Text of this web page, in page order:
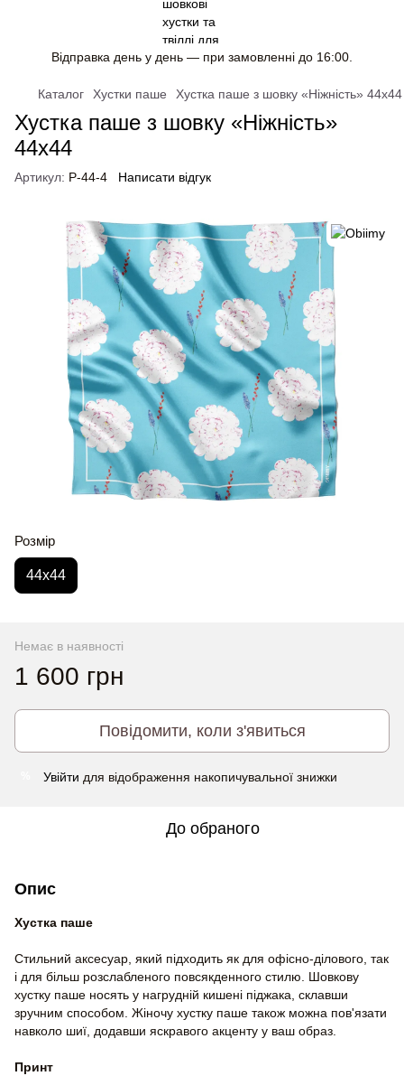
Відправка день у день — при замовленні до 16:00.
Каталог Хустки паше Хустка паше з шовку «Ніжність» 44x44
Хустка паше з шовку «Ніжність»
44x44
Артикул: P-44-4 Написати відгук
Розмір
44x44
Немає в наявності
1 600 грн
Повідомити, коли з'явиться
Увійти для відображення накопичувальної знижки
До обраного
Опис
Хустка паше
Стильний аксесуар, який підходить як для офісно-ділового, так
і для більш розслабленого повсякденного стилю. Шовкову
хустку паше носять у нагрудній кишені піджака, склавши
зручним способом. Жіночу хустку паше також можна пов'язати
навколо шиї, додавши яскравого акценту у ваш образ.
Принт